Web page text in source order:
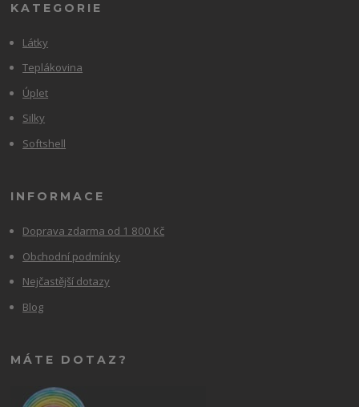
KATEGORIE
Látky
Teplákovina
Úplet
Silky
Softshell
INFORMACE
Doprava zdarma od 1 800 Kč
Obchodní podmínky
Nejčastější dotazy
Blog
MÁTE DOTAZ?